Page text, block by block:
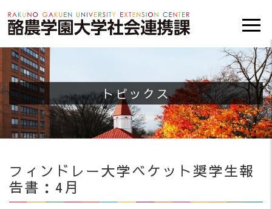
トピックス
フィンドレー大学ベケット奨学生報
告書：4月